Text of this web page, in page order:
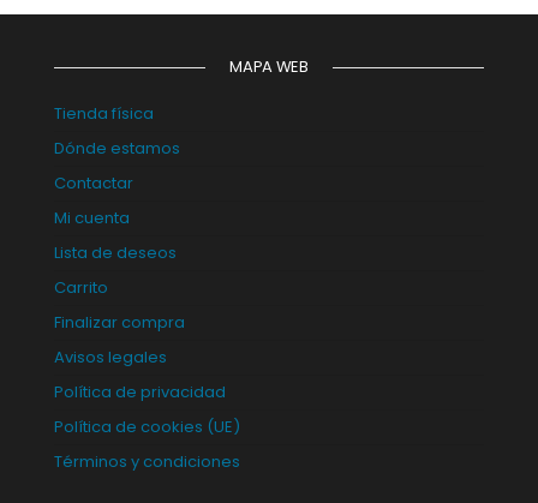
MAPA WEB
Tienda física
Dónde estamos
Contactar
Mi cuenta
Lista de deseos
Carrito
Finalizar compra
Avisos legales
Política de privacidad
Política de cookies (UE)
Términos y condiciones